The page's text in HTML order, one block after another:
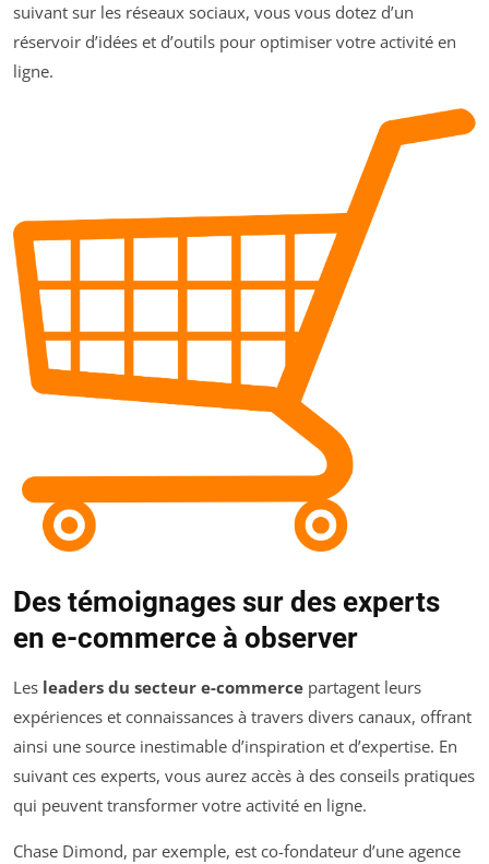
suivant sur les réseaux sociaux, vous vous dotez d’un
réservoir d’idées et d’outils pour optimiser votre activité en
ligne.
Des témoignages sur des experts
en e-commerce à observer
Les leaders du secteur e-commerce partagent leurs
expériences et connaissances à travers divers canaux, offrant
ainsi une source inestimable d’inspiration et d’expertise. En
suivant ces experts, vous aurez accès à des conseils pratiques
qui peuvent transformer votre activité en ligne.
Chase Dimond, par exemple, est co-fondateur d’une agence